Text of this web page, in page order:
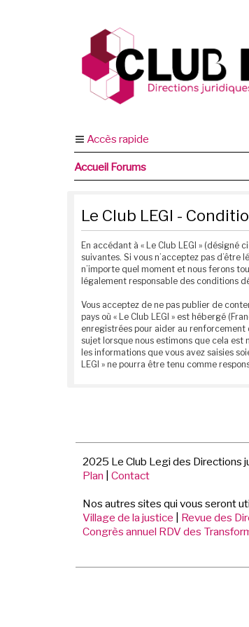
Accès rapide
Accueil Forums
Le Club LEGI -
En accédant à « Le Club LEGI » (désigné
suivantes. Si vous n’acceptez pas d’être
n’importe quel moment et nous ferons
légalement responsable des conditions
Vous acceptez de ne pas publier de
pays où « Le Club LEGI » est hébergé
enregistrées pour aider au renforcement
sujet lorsque nous estimons que cela
les informations que vous avez saisies
LEGI » ne pourra être tenu comme
2025 Le Club Legi des Directions
Plan
Contact
Nos autres sites qui vous seront
Village de la justice
Revue des
Congrès annuel RDV des